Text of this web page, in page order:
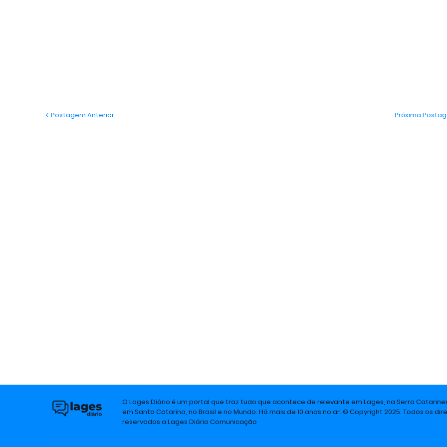
Postagem Anterior Próxima
O Lages Diário é um portal que traz tudo que acontece de relevante em Lages, na Serra
em Santa Catarina, no Brasil e no Mundo. Há mais de 10 anos no ar. © Copyright 2025. Todos os
reservados a Lages Diário Comunicação